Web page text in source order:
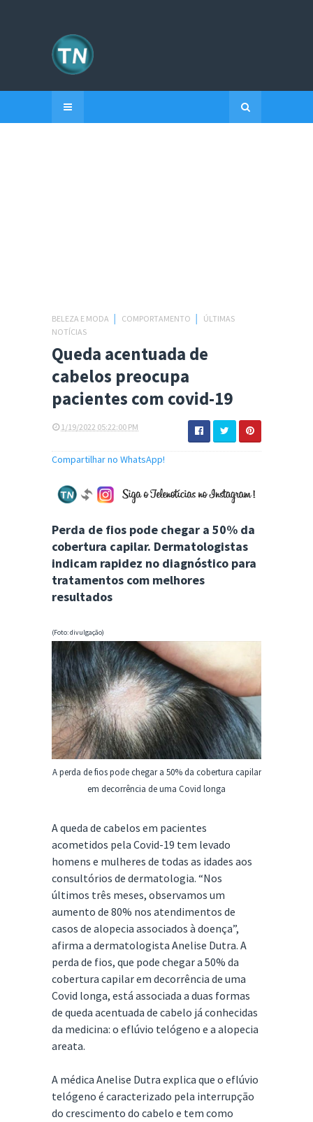
BELEZA E MODA COMPORTAMENTO
ÚLTIMAS
NOTÍCIAS
Queda acentuada de
cabelos preocupa
pacientes com covid-19
1/19/2022 05:22:00 PM
Compartilhar no WhatsApp!
Perda de fios pode chegar a 50% da
cobertura capilar. Dermatologistas
indicam rapidez no diagnóstico para
tratamentos com melhores
resultados
(Foto: divulgação)
A perda de fios pode chegar a 50% da cobertura capilar
em decorrência de uma Covid longa
A queda de cabelos em pacientes
acometidos pela Covid-19 tem levado
homens e mulheres de todas as idades aos
consultórios de dermatologia. “Nos
últimos três meses, observamos um
aumento de 80% nos atendimentos de
casos de alopecia associados à doença”,
afirma a dermatologista Anelise Dutra. A
perda de fios, que pode chegar a 50% da
cobertura capilar em decorrência de uma
Covid longa, está associada a duas formas
de queda acentuada de cabelo já conhecidas
da medicina: o eflúvio telógeno e a alopecia
areata.
A médica Anelise Dutra explica que o eflúvio
telógeno é caracterizado pela interrupção
do crescimento do cabelo e tem como